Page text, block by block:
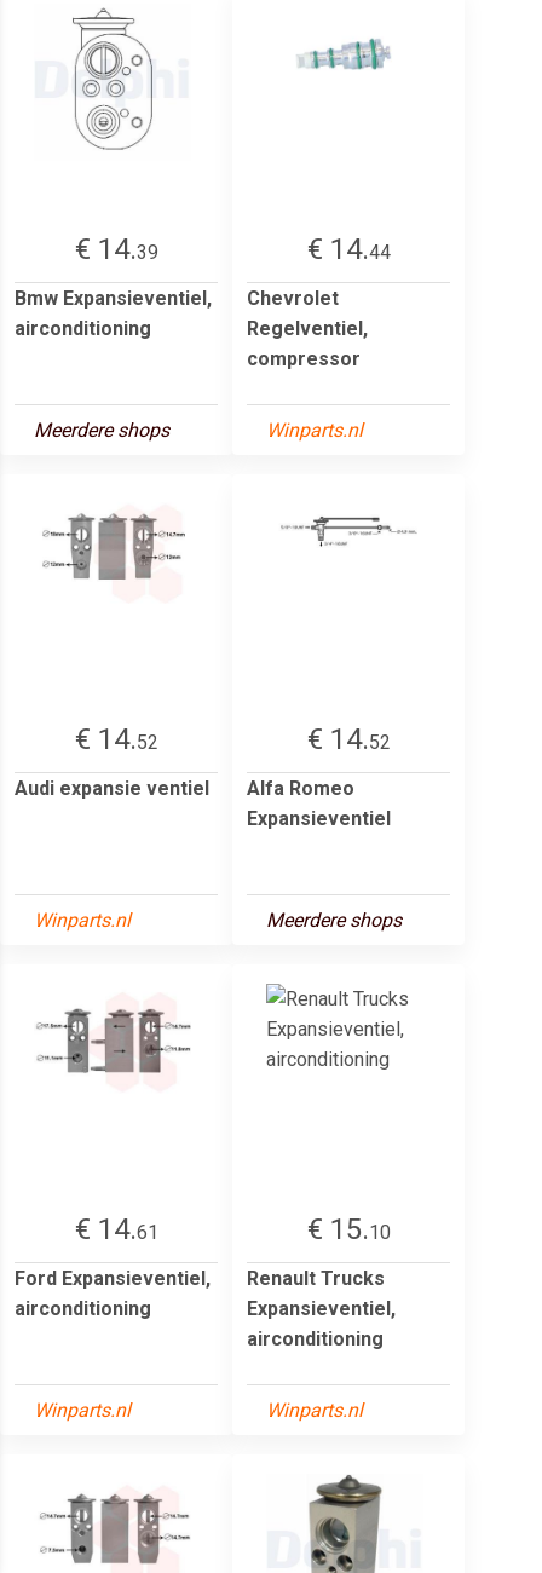
€ 14.39
Bmw Expansieventiel,
airconditioning
Meerdere shops
€ 14.44
Chevrolet
Regelventiel,
compressor
Winparts.nl
€ 14.52
Audi expansie ventiel
Winparts.nl
€ 14.52
Alfa Romeo
Expansieventiel
Meerdere shops
€ 14.61
Ford Expansieventiel,
airconditioning
Winparts.nl
€ 15.10
Renault Trucks
Expansieventiel,
airconditioning
Winparts.nl